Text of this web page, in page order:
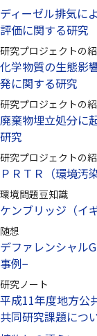
ディーゼル排気に
評価に関する研究
研究プロジェクトの
化学物質の生態影
発に関する研究
研究プロジェクトの
廃棄物埋立処分に
研究
研究プロジェクトの
ＰＲＴＲ（環境汚
環境問題豆知識
ケンブリッジ（イ
随想
デファレンシャル
事例−
研究ノート
平成11年度地方公
共同研究課題につ